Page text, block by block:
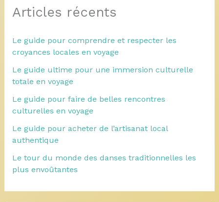
Articles récents
Le guide pour comprendre et respecter les
croyances locales en voyage
Le guide ultime pour une immersion culturelle
totale en voyage
Le guide pour faire de belles rencontres
culturelles en voyage
Le guide pour acheter de l’artisanat local
authentique
Le tour du monde des danses traditionnelles les
plus envoûtantes